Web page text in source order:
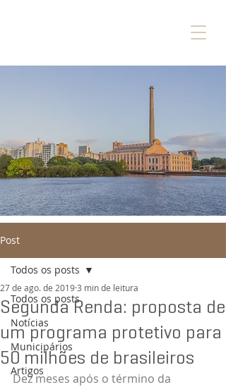
Post
Todos os posts
Notícias
Municipários
Artigos
Todos os posts
Segunda Renda: proposta de
um programa protetivo para
50 milhões de brasileiros
27 de ago. de 20193 min de leitura
Dez meses após o término da